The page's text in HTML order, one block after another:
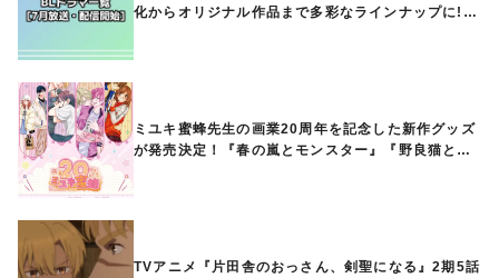
化からオリジナル作品まで多彩なラインナップに!!
ミユキ蜜蜂先生の画業20周年を記念した新作グッズ
が発売決定！『春の嵐とモンスター』『野良猫と
TVアニメ『片田舎のおっさん、剣聖になる』2期5話